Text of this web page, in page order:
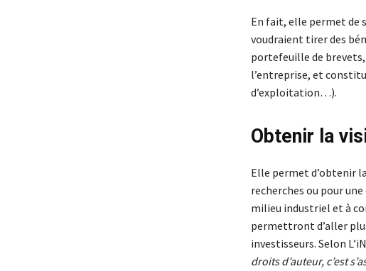
En fait, elle permet de
voudraient tirer des
portefeuille de
l’entreprise, et
d’exploitation…).
Obtenir la
Elle permet d’obtenir
recherches ou pour
milieu industriel et à
permettront d’aller
investisseurs. Selon
droits d’auteur, c’est